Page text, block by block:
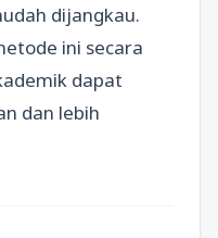
dijangkau.
ini secara
dapat
dan lebih